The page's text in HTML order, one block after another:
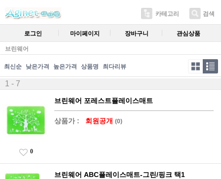
카테고리 검색
로그인 마이페이지 장바구니 관심상품
브린웨어
최신순 낮은가격 높은가격 상품명 최다리뷰
1 - 7
브린웨어 포레스트플레이스매트
상품가 : 회원공개 (0)
0
브린웨어 ABC플레이스매트-그린/핑크 택1